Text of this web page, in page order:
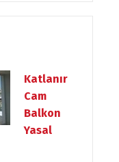
Katlanır
Cam
Balkon
Yasal